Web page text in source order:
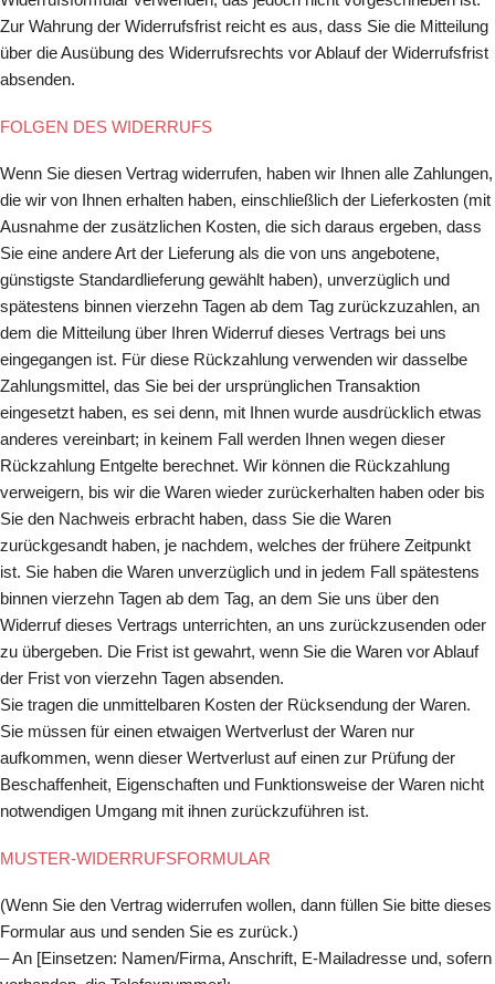
Zur Wahrung der Widerrufsfrist reicht es aus, dass Sie die Mitteilung
über die Ausübung des Widerrufsrechts vor Ablauf der Widerrufsfrist
absenden.
FOLGEN DES WIDERRUFS
Wenn Sie diesen Vertrag widerrufen, haben wir Ihnen alle Zahlungen,
die wir von Ihnen erhalten haben, einschließlich der Lieferkosten (mit
Ausnahme der zusätzlichen Kosten, die sich daraus ergeben, dass
Sie eine andere Art der Lieferung als die von uns angebotene,
günstigste Standardlieferung gewählt haben), unverzüglich und
spätestens binnen vierzehn Tagen ab dem Tag zurückzuzahlen, an
dem die Mitteilung über Ihren Widerruf dieses Vertrags bei uns
eingegangen ist. Für diese Rückzahlung verwenden wir dasselbe
Zahlungsmittel, das Sie bei der ursprünglichen Transaktion
eingesetzt haben, es sei denn, mit Ihnen wurde ausdrücklich etwas
anderes vereinbart; in keinem Fall werden Ihnen wegen dieser
Rückzahlung Entgelte berechnet. Wir können die Rückzahlung
verweigern, bis wir die Waren wieder zurückerhalten haben oder bis
Sie den Nachweis erbracht haben, dass Sie die Waren
zurückgesandt haben, je nachdem, welches der frühere Zeitpunkt
ist. Sie haben die Waren unverzüglich und in jedem Fall spätestens
binnen vierzehn Tagen ab dem Tag, an dem Sie uns über den
Widerruf dieses Vertrags unterrichten, an uns zurückzusenden oder
zu übergeben. Die Frist ist gewahrt, wenn Sie die Waren vor Ablauf
der Frist von vierzehn Tagen absenden.
Sie tragen die unmittelbaren Kosten der Rücksendung der Waren.
Sie müssen für einen etwaigen Wertverlust der Waren nur
aufkommen, wenn dieser Wertverlust auf einen zur Prüfung der
Beschaffenheit, Eigenschaften und Funktionsweise der Waren nicht
notwendigen Umgang mit ihnen zurückzuführen ist.
MUSTER-WIDERRUFSFORMULAR
(Wenn Sie den Vertrag widerrufen wollen, dann füllen Sie bitte dieses
Formular aus und senden Sie es zurück.)
– An [Einsetzen: Namen/Firma, Anschrift, E-Mailadresse und, sofern